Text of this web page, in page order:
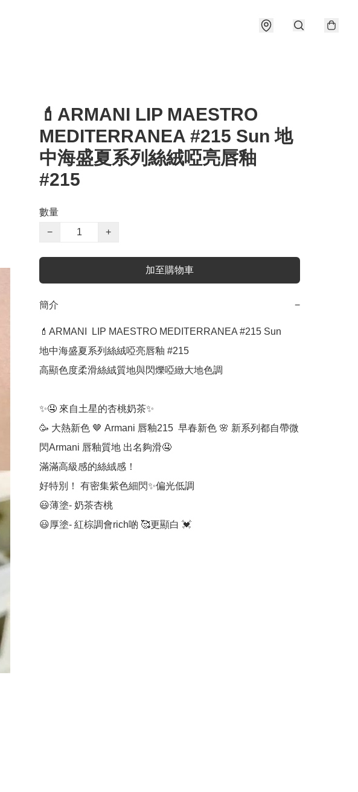
💄ARMANI LIP MAESTRO
MEDITERRANEA #215 Sun 地
中海盛夏系列絲絨啞亮唇釉
#215
數量
−
+
加至購物車
簡介 −
💄ARMANI  LIP MAESTRO MEDITERRANEA #215 Sun
地中海盛夏系列絲絨啞亮唇釉 #215
高顯色度柔滑絲絨質地與閃爍啞緻大地色調
✨🤤 來自土星的杏桃奶茶✨
🥳 大熱新色 🤎 Armani 唇釉215  早春新色 🌸 新系列都自帶微
閃Armani 唇釉質地 出名夠滑🤤
滿滿高級感的絲絨感！
好特別！ 有密集紫色細閃✨偏光低調
😃薄塗- 奶茶杏桃
😃厚塗- 紅棕調會rich啲 🥰更顯白 💓